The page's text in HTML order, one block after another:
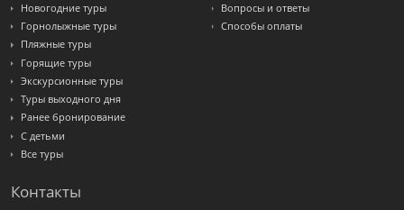
Новогодние туры
Горнолыжные туры
Пляжные туры
Горящие туры
Экскурсионные туры
Туры выходного дня
Ранее бронирование
С детьми
Все туры
Вопросы и ответы
Способы оплаты
Контакты